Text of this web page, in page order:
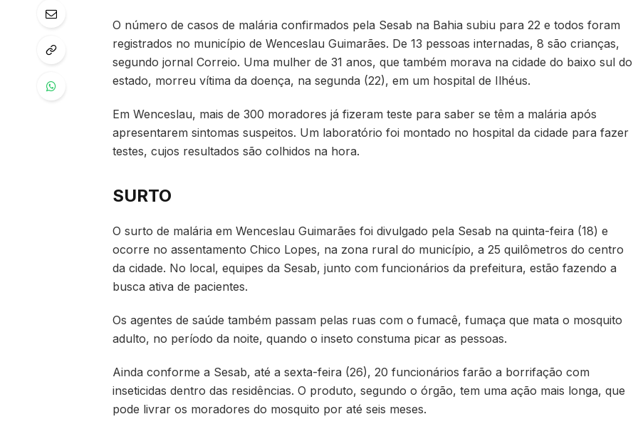
O número de casos de malária confirmados pela Sesab na Bahia subiu para 22 e todos foram
registrados no município de Wenceslau Guimarães. De 13 pessoas internadas, 8 são crianças,
segundo jornal Correio. Uma mulher de 31 anos, que também morava na cidade do baixo sul do
estado, morreu vítima da doença, na segunda (22), em um hospital de Ilhéus.
Em Wenceslau, mais de 300 moradores já fizeram teste para saber se têm a malária após
apresentarem sintomas suspeitos. Um laboratório foi montado no hospital da cidade para fazer
testes, cujos resultados são colhidos na hora.
SURTO
O surto de malária em Wenceslau Guimarães foi divulgado pela Sesab na quinta-feira (18) e
ocorre no assentamento Chico Lopes, na zona rural do município, a 25 quilômetros do centro
da cidade. No local, equipes da Sesab, junto com funcionários da prefeitura, estão fazendo a
busca ativa de pacientes.
Os agentes de saúde também passam pelas ruas com o fumacê, fumaça que mata o mosquito
adulto, no período da noite, quando o inseto constuma picar as pessoas.
Ainda conforme a Sesab, até a sexta-feira (26), 20 funcionários farão a borrifação com
inseticidas dentro das residências. O produto, segundo o órgão, tem uma ação mais longa, que
pode livrar os moradores do mosquito por até seis meses.